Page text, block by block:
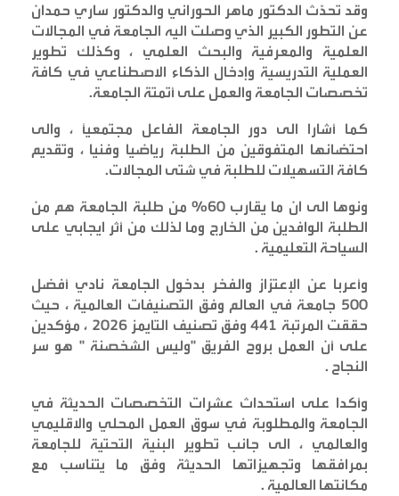
وقد تحدّث الدكتور ماهر الحوراني والدكتور ساري حمدان
عن التطور الكبير الذي وصلت اليه الجامعة في المجالات
العلمية والمعرفية والبحث العلمي ، وكذلك تطوير
العملية التدريسية وإدخال الذكاء الاصطناعي في كافة
تخصصات الجامعة والعمل على أتمتة الجامعة.
كما أشارا الى دور الجامعة الفاعل مجتمعياً ، والى
احتضانها المتفوقين من الطلبة رياضيا وفنيا ، وتقديم
كافة التسهيلات للطلبة في شتى المجالات.
ونوها الى ان ما يقارب 60% من طلبة الجامعة هم من
الطلبة الوافدين من الخارج وما لذلك من أثر ايجابي على
السياحة التعليمية .
وأعربا عن الإعتزاز والفخر بدخول الجامعة نادي أفضل
500 جامعة في العالم وفق التصنيفات العالمية ، حيث
حققت المرتبة 441 وفق تصنيف التايمز 2026 ، مؤكدين
على أن العمل بروح الفريق "وليس الشخصنة " هو سر
النجاح .
وأكدا على استحداث عشرات التخصصات الحديثة في
الجامعة والمطلوبة في سوق العمل المحلي والاقليمي
والعالمي ، الى جانب تطوير البنية التحتية للجامعة
بمرافقها وتجهيزاتها الحديثة وفق ما يتناسب مع
مكانتها العالمية .